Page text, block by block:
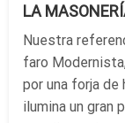
LA
Nuestra
faro
por una forja
ilumina un gran